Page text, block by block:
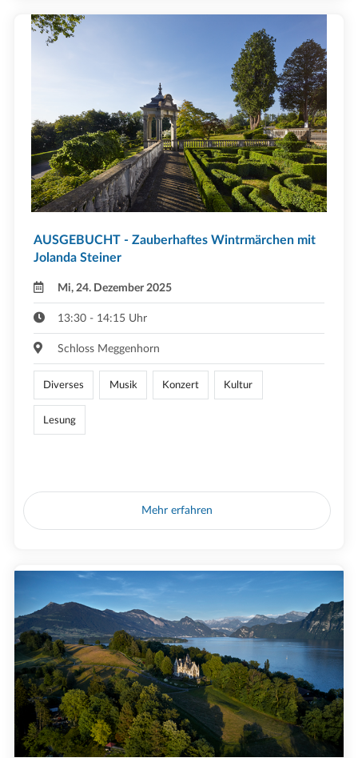
AUSGEBUCHT - Zauberhaftes Wintrmärchen mit
Jolanda Steiner
Mi, 24. Dezember 2025
13:30 - 14:15 Uhr
Schloss Meggenhorn
Diverses Musik Konzert Kultur
Lesung
Mehr erfahren